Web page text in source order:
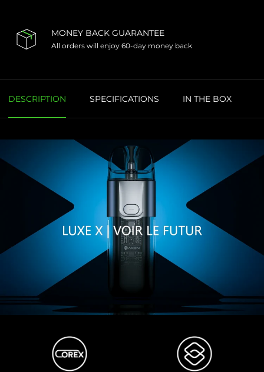
MONEY BACK GUARANTEE
All orders will enjoy 60-day money back
DESCRIPTION SPECIFICATIONS IN THE BOX